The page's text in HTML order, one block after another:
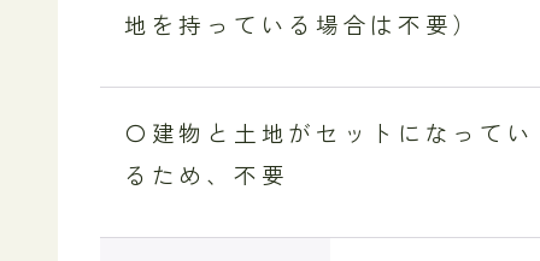
地を持っている場合は不要）
〇建物と土地がセットになってい
るため、不要